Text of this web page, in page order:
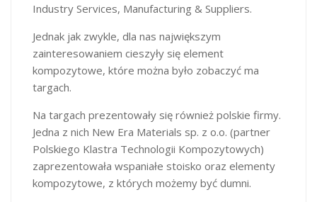
Industry Services, Manufacturing & Suppliers.
Jednak jak zwykle, dla nas największym
zainteresowaniem cieszyły się element
kompozytowe, które można było zobaczyć ma
targach.
Na targach prezentowały się również polskie firmy.
Jedna z nich New Era Materials sp. z o.o. (partner
Polskiego Klastra Technologii Kompozytowych)
zaprezentowała wspaniałe stoisko oraz elementy
kompozytowe, z których możemy być dumni.